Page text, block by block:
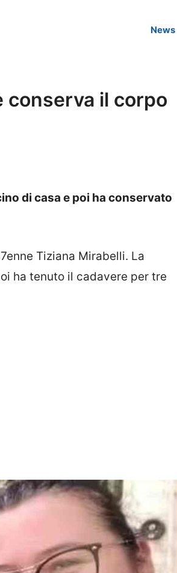
News
conserva il corpo
di casa e poi ha conservato
Tiziana Mirabelli. La
ha tenuto il cadavere per tre